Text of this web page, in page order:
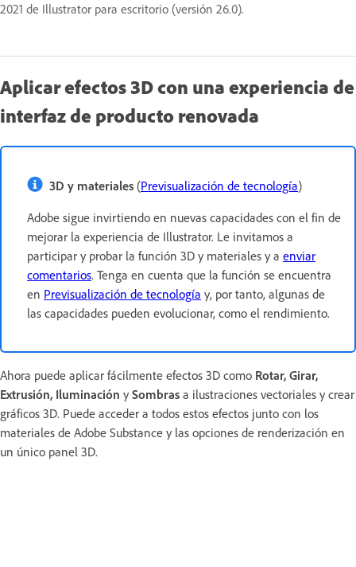
2021 de Illustrator para escritorio (versión 26.0).
Aplicar efectos 3D con una experiencia de
interfaz de producto renovada
3D y materiales (Previsualización de tecnología)
Adobe sigue invirtiendo en nuevas capacidades con el fin de
mejorar la experiencia de Illustrator. Le invitamos a
participar y probar la función 3D y materiales y a enviar
comentarios. Tenga en cuenta que la función se encuentra
en Previsualización de tecnología y, por tanto, algunas de
las capacidades pueden evolucionar, como el rendimiento.
Ahora puede aplicar fácilmente efectos 3D como Rotar, Girar,
Extrusión, Iluminación y Sombras a ilustraciones vectoriales y crear
gráficos 3D. Puede acceder a todos estos efectos junto con los
materiales de Adobe Substance y las opciones de renderización en
un único panel 3D.